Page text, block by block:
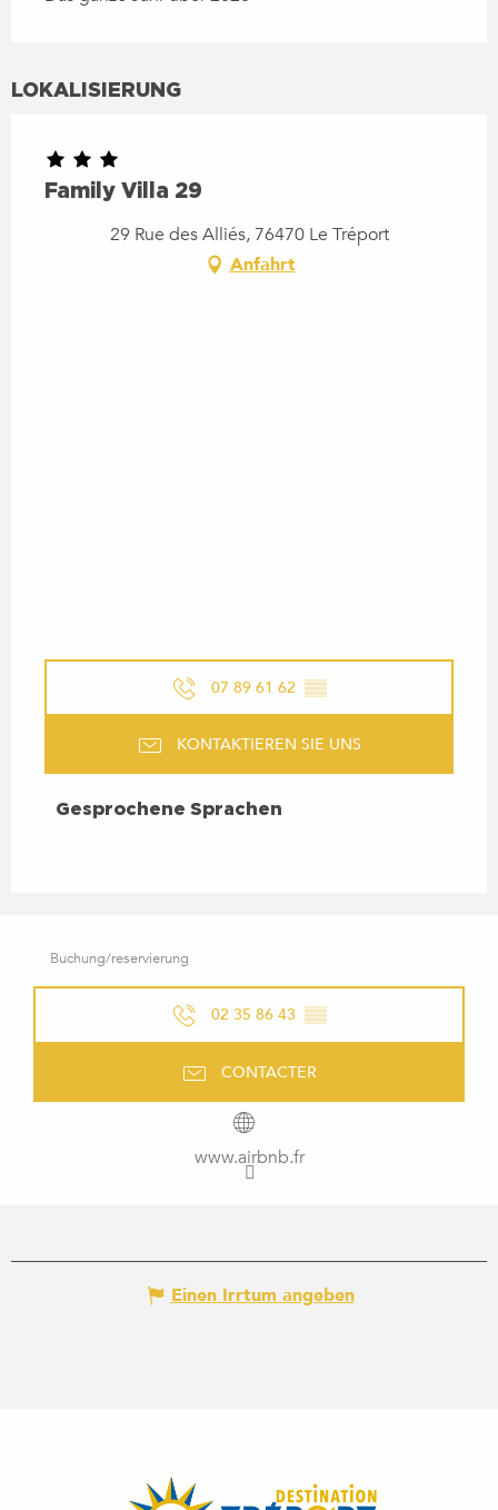
LOKALISIERUNG
Family Villa 29
29 Rue des Alliés, 76470 Le Tréport
Anfahrt
07 89 61 62 ▒▒
KONTAKTIEREN SIE UNS
GESPROCHENE SPRACHEN
Gesprochene Sprachen
Buchung/reservierung
02 35 86 43 ▒▒
CONTACTER
www.airbnb.fr
Einen Irrtum angeben